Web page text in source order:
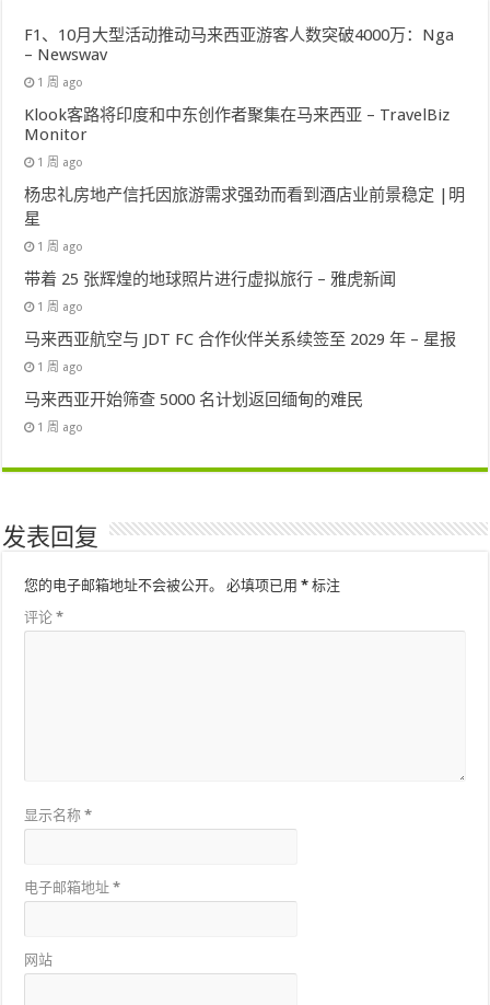
F1、10月大型活动推动马来西亚游客人数突破4000万：Nga
– Newswav
1 周 ago
Klook客路将印度和中东创作者聚集在马来西亚 – TravelBiz
Monitor
1 周 ago
杨忠礼房地产信托因旅游需求强劲而看到酒店业前景稳定 |明
星
1 周 ago
带着 25 张辉煌的地球照片进行虚拟旅行 – 雅虎新闻
1 周 ago
马来西亚航空与 JDT FC 合作伙伴关系续签至 2029 年 – 星报
1 周 ago
马来西亚开始筛查 5000 名计划返回缅甸的难民
1 周 ago
发表回复
您的电子邮箱地址不会被公开。 必填项已用* 标注
评论*
显示名称*
电子邮箱地址*
网站